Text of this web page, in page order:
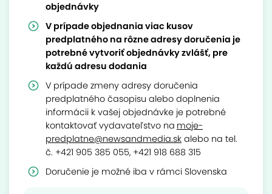
objednávky
V prípade objednania viac kusov
predplatného na rôzne adresy doručenia je
potrebné vytvoriť objednávky zvlášť, pre
každú adresu dodania
V prípade zmeny adresy doručenia
predplatného časopisu alebo doplnenia
informácii k vašej objednávke je potrebné
kontaktovať vydavateľstvo na moje-
predplatne@newsandmedia.sk alebo na tel.
č. +421 905 385 055, +421 918 688 315
Doručenie je možné iba v rámci Slovenska